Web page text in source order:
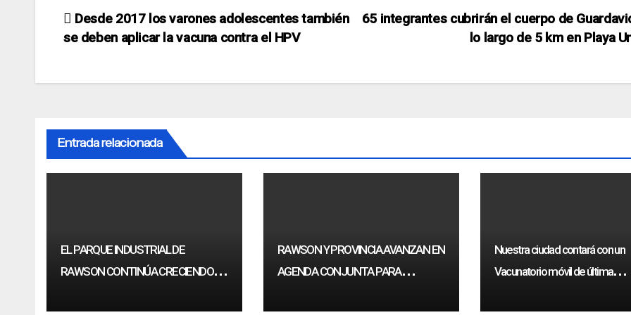
Navegación
entradas
65 integrantes cubrirán el cuerpo de
lo largo de 5 km en Playa
Desde 2017 los varones adolescentes también
se deben aplicar la vacuna contra el HPV
Entrada relacionada
EL PARQUE INDUSTRIAL DE
RAWSON CONTINÚA CRECIENDO
RAWSON Y PROVINCIA AVANZAN EN
AGENDA CONJUNTA PARA
Nuestra ciudad contará con un
Vacunatorio móvil de última